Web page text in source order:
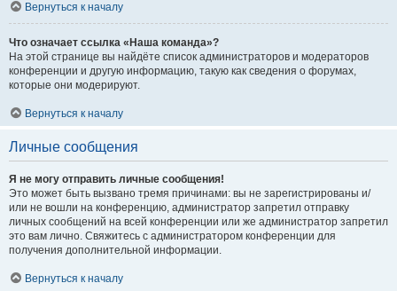
Вернуться к началу
Что означает ссылка «Наша команда»?
На этой странице вы найдёте список администраторов и модераторов
конференции и другую информацию, такую как сведения о форумах,
которые они модерируют.
Вернуться к началу
Личные сообщения
Я не могу отправить личные сообщения!
Это может быть вызвано тремя причинами: вы не зарегистрированы и/
или не вошли на конференцию, администратор запретил отправку
личных сообщений на всей конференции или же администратор запретил
это вам лично. Свяжитесь с администратором конференции для
получения дополнительной информации.
Вернуться к началу